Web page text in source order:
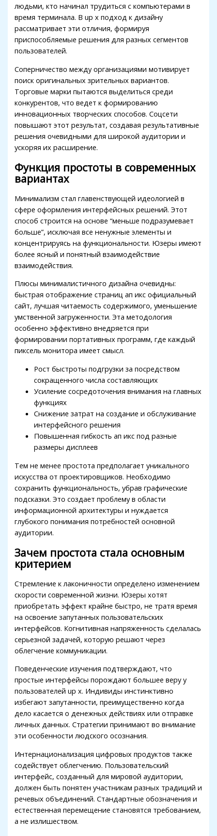
людьми, кто начинал трудиться с компьютерами в
время терминала. В up x подход к дизайну
рассматривает эти отличия, формируя
приспособляемые решения для разных сегментов
пользователей.
Соперничество между организациями мотивирует
поиск оригинальных зрительных вариантов.
Торговые марки пытаются выделиться среди
конкурентов, что ведет к формированию
инновационных творческих способов. Соцсети
повышают этот результат, создавая результативные
решения очевидными для широкой аудитории и
ускоряя их расширение.
Функция простоты в современных
вариантах
Минимализм стал главенствующей идеологией в
сфере оформления интерфейсных решений. Этот
способ строится на основе “меньше подразумевает
больше”, исключая все ненужные элементы и
концентрируясь на функциональности. Юзеры имеют
более ясный и понятный взаимодействие
взаимодействия.
Плюсы минималистичного дизайна очевидны:
быстрая отображение страниц ап икс официальный
сайт, лучшая читаемость содержимого, уменьшение
умственной загруженности. Эта методология
особенно эффективно внедряется при
формировании портативных программ, где каждый
пиксель монитора имеет смысл.
Рост быстроты подгрузки за посредством
сокращенного числа составляющих
Усиление сосредоточения внимания на главных
функциях
Снижение затрат на создание и обслуживание
интерфейсного решения
Повышенная гибкость ап икс под разные
размеры дисплеев
Тем не менее простота предполагает уникального
искусства от проектировщиков. Необходимо
сохранить функциональность, убрав графические
подсказки. Это создает проблему в области
информационной архитектуры и нуждается
глубокого понимания потребностей основной
аудитории.
Зачем простота стала основным
критерием
Стремление к лаконичности определено изменением
скорости современной жизни. Юзеры хотят
приобретать эффект крайне быстро, не тратя время
на освоение запутанных пользовательских
интерфейсов. Когнитивная напряженность сделалась
серьезной задачей, которую решают через
облегчение коммуникации.
Поведенческие изучения подтверждают, что
простые интерфейсы порождают большее веру у
пользователей up x. Индивиды инстинктивно
избегают запутанности, преимущественно когда
дело касается о денежных действиях или отправке
личных данных. Стратегии принимают во внимание
эти особенности людского осознания.
Интернационализация цифровых продуктов также
содействует облегчению. Пользовательский
интерфейс, созданный для мировой аудитории,
должен быть понятен участникам разных традиций и
речевых объединений. Стандартные обозначения и
естественная перемещение становятся требованием,
а не излишеством.